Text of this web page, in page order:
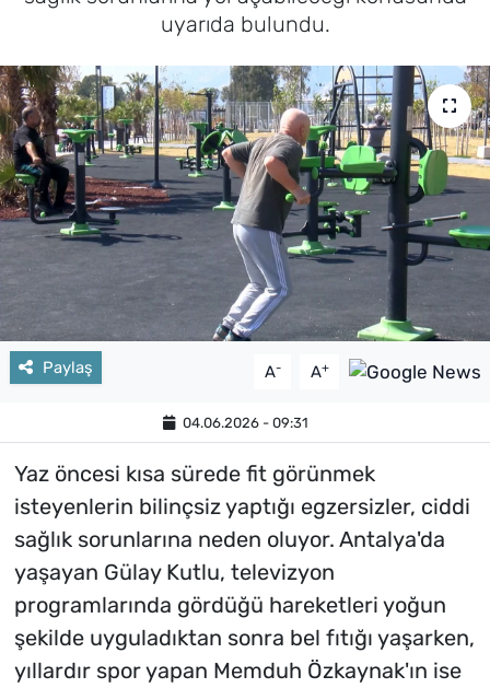
uyarıda bulundu.
Paylaş A- A+
04.06.2026 - 09:31
Yaz öncesi kısa sürede fit görünmek
isteyenlerin bilinçsiz yaptığı egzersizler, ciddi
sağlık sorunlarına neden oluyor. Antalya'da
yaşayan Gülay Kutlu, televizyon
programlarında gördüğü hareketleri yoğun
şekilde uyguladıktan sonra bel fıtığı yaşarken,
yıllardır spor yapan Memduh Özkaynak'ın ise